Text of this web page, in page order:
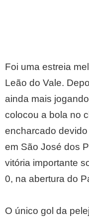
Foi uma estreia
Leão do Vale.
ainda mais
colocou a bola no
encharcado
em São José dos
vitória importante
0, na abertura do
O único gol da